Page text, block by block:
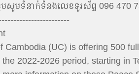
មសូមទំនាក់ទំនងលេខទូរស័ព្ទ 096 470
Cambodia (UC) is offering 500
2022-2026 period, starting in